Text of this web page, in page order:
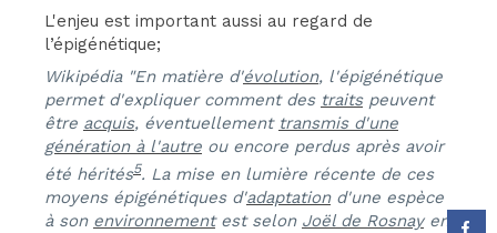
L'enjeu est important aussi au regard de
l’épigénétique;
Wikipédia "En matière d'évolution, l'épigénétique
permet d'expliquer comment des traitspeuvent
être acquis, éventuellement transmis d'une
génération à l'autre ou encore perdus après avoir
été hérités5. La mise en lumière récente de ces
moyens épigénétiques d'adaptationd'une espèce
à son environnementest selon Joël de Rosnayen